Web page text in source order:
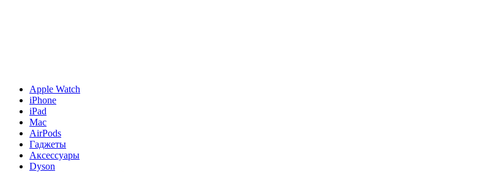
Apple Watch
iPhone
iPad
Mac
AirPods
Гаджеты
Аксессуары
Dyson